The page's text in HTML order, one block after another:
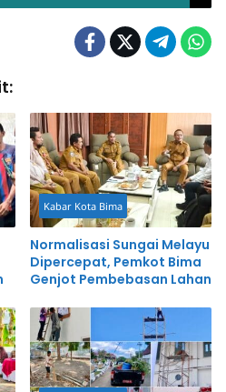
Kabar Kota Bima
Normalisasi Sungai Melayu
Dipercepat, Pemkot Bima
Genjot Pembebasan Lahan